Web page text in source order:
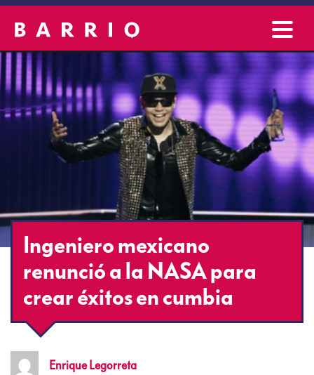
Ingeniero mexicano
renunció a la NASA para
crear éxitos en cumbia
Enrique Legorreta